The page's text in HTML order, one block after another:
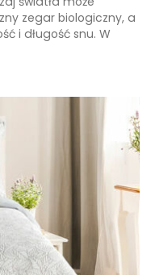
zegar biologiczny, a
i długość snu. W